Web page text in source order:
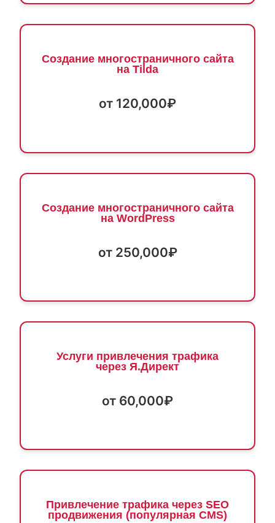
Создание многостраничного сайта
на Tilda
от 120,000₽
Создание многостраничного сайта
на WordPress
от 250,000₽
Услуги привлечения трафика
через Я.Директ
от 60,000₽
Привлечение трафика через SEO
продвижения (популярная CMS)